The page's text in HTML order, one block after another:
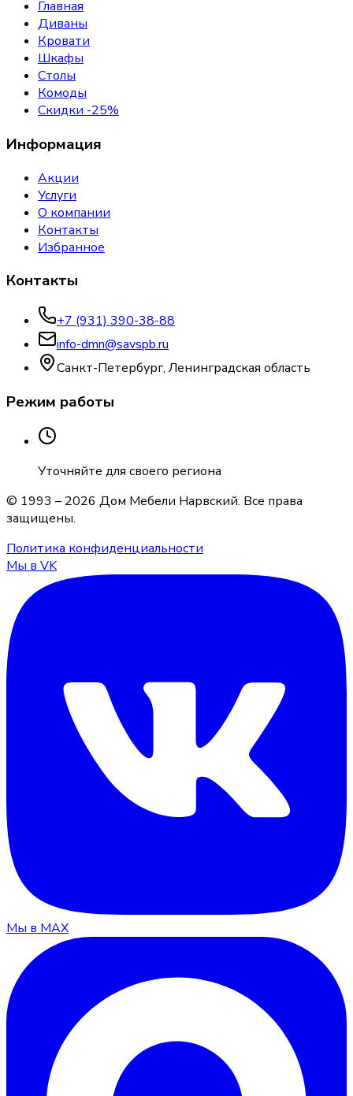
Главная
Диваны
Кровати
Шкафы
Столы
Комоды
Скидки -25%
Информация
Акции
Услуги
О компании
Контакты
Избранное
Контакты
+7 (931) 390-38-88
info-dmn@savspb.ru
Санкт-Петербург, Ленинградская область
Режим работы
Уточняйте для своего региона
© 1993 – 2026 Дом Мебели Нарвский. Все права
защищены.
Политика конфиденциальности
Мы в VK
Мы в MAX